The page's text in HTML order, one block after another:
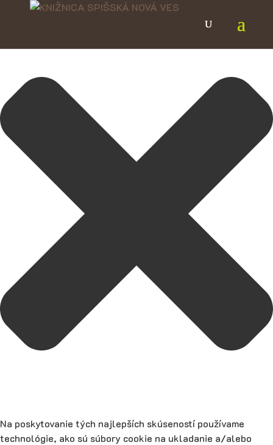
Spravovať Súhlas
Na poskytovanie tých najlepších skúseností používame
technológie, ako sú súbory cookie na ukladanie a/alebo